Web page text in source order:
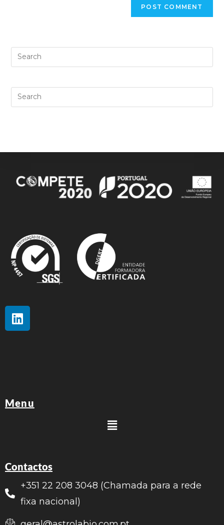
Menu
Contactos
+351 22 208 3048 (Chamada para a rede
fixa nacional)